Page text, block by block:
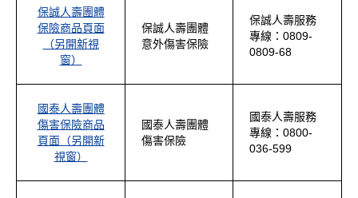
保誠人壽團體
保險商品頁面
（另開新視
窗）
保誠人壽團體
意外傷害保險
保誠人壽服務
專線：0809-
0809-68
國泰人壽團體
傷害保險商品
頁面（另開新
視窗）
國泰人壽團體
傷害保險
國泰人壽服務
專線：0800-
036-599